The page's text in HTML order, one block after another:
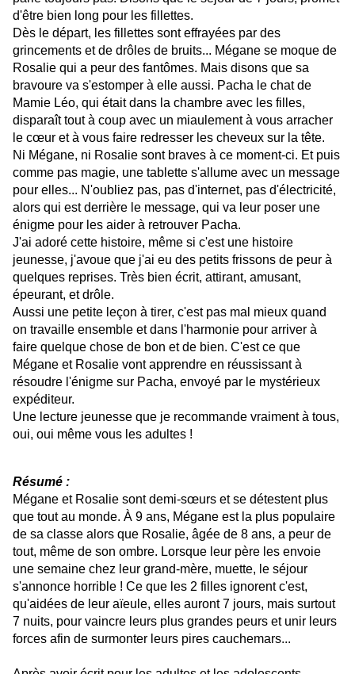
d'être bien long pour les fillettes.
Dès le départ, les fillettes sont effrayées par des
grincements et de drôles de bruits... Mégane se moque de
Rosalie qui a peur des fantômes. Mais disons que sa
bravoure va s'estomper à elle aussi. Pacha le chat de
Mamie Léo, qui était dans la chambre avec les filles,
disparaît tout à coup avec un miaulement à vous arracher
le cœur et à vous faire redresser les cheveux sur la tête.
Ni Mégane, ni Rosalie sont braves à ce moment-ci. Et puis
comme pas magie, une tablette s'allume avec un message
pour elles... N'oubliez pas, pas d'internet, pas d'électricité,
alors qui est derrière le message, qui va leur poser une
énigme pour les aider à retrouver Pacha.
J'ai adoré cette histoire, même si c'est une histoire
jeunesse, j'avoue que j'ai eu des petits frissons de peur à
quelques reprises. Très bien écrit, attirant, amusant,
épeurant, et drôle.
Aussi une petite leçon à tirer, c'est pas mal mieux quand
on travaille ensemble et dans l'harmonie pour arriver à
faire quelque chose de bon et de bien. C'est ce que
Mégane et Rosalie vont apprendre en réussissant à
résoudre l'énigme sur Pacha, envoyé par le mystérieux
expéditeur.
Une lecture jeunesse que je recommande vraiment à tous,
oui, oui même vous les adultes !
Résumé :
Mégane et Rosalie sont demi-sœurs et se détestent plus
que tout au monde. À 9 ans, Mégane est la plus populaire
de sa classe alors que Rosalie, âgée de 8 ans, a peur de
tout, même de son ombre. Lorsque leur père les envoie
une semaine chez leur grand-mère, muette, le séjour
s'annonce horrible ! Ce que les 2 filles ignorent c'est,
qu'aidées de leur aïeule, elles auront 7 jours, mais surtout
7 nuits, pour vaincre leurs plus grandes peurs et unir leurs
forces afin de surmonter leurs pires cauchemars...